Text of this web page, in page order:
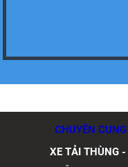
CHUYÊN
XE TẢI THÙNG